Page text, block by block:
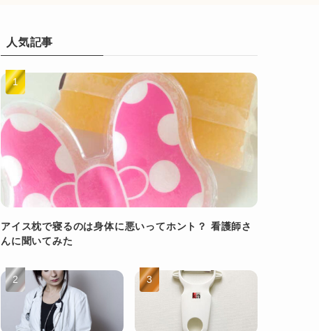
人気記事
アイス枕で寝るのは身体に悪いってホント？ 看護師さ
んに聞いてみた